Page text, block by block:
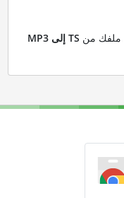
TS إلى MP3